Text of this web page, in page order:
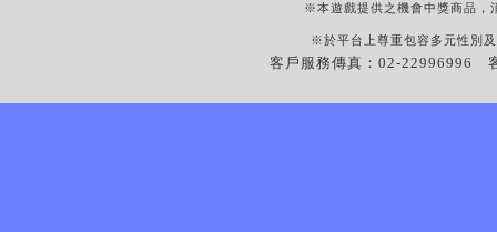
※本遊戲提供之機會中獎商品，
※於平台上尊重包容多元性別
客戶服務傳真：02-22996996